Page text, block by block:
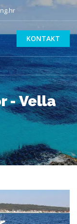
KONTAKT
- Vella